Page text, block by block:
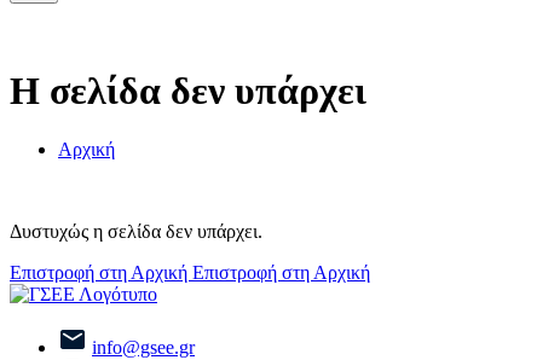
Η σελίδα δεν υπάρχει
Αρχική
Δυστυχώς η σελίδα δεν υπάρχει.
Επιστροφή στη Αρχική Επιστροφή στη Αρχική
info@gsee.gr